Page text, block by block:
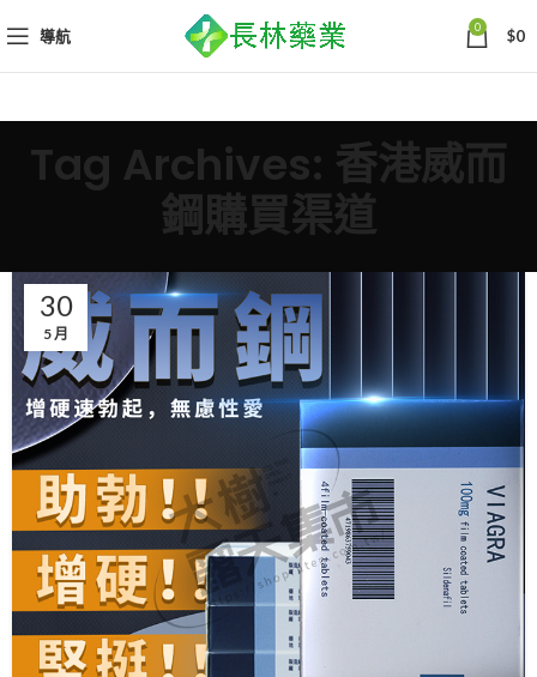
導航 0 $0
Tag Archives: 香港威而
鋼購買渠道
30
5 月